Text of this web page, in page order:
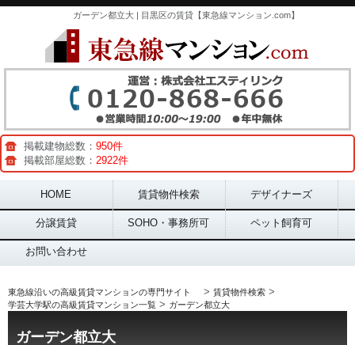
ガーデン都立大 | 目黒区の賃貸【東急線マンション.com】
掲載建物総数： 950件
掲載部屋総数： 2922件
Main menu
HOME 賃貸物件検索 デザイナーズ
分譲賃貸 SOHO・事務所可 ペット飼育可
お問い合わせ
東急線沿いの高級賃貸マンションの専門サイト > 賃貸物件検索 >
学芸大学駅の高級賃貸マンション一覧 > ガーデン都立大
ガーデン都立大